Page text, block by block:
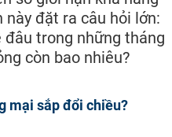
này đặt ra câu hỏi lớn:
trong những tháng
còn bao nhiêu?
mại sắp đổi chiều?